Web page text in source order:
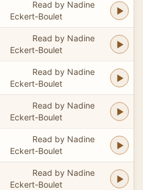
Read by Nadine
Eckert-Boulet
Read by Nadine
Eckert-Boulet
Read by Nadine
Eckert-Boulet
Read by Nadine
Eckert-Boulet
Read by Nadine
Eckert-Boulet
Read by Nadine
Eckert-Boulet